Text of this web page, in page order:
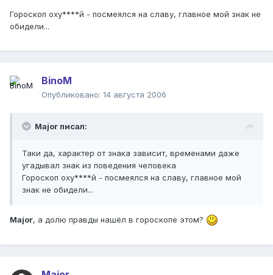
Гороскоп оху****й - посмеялся на славу, главное мой знак не
обидели...
BinoM
Опубликовано: 14 августа 2006
Major писал:
Таки да, характер от знака зависит, временами даже
угадывал знак из поведения человека
Гороскоп оху****й - посмеялся на славу, главное мой
знак не обидели...
Major, а долю правды нашёл в гороскопе этом?